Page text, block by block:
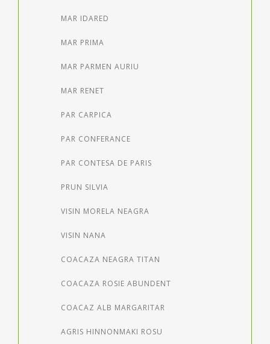
MAR IDARED
MAR PRIMA
MAR PARMEN AURIU
MAR RENET
PAR CARPICA
PAR CONFERANCE
PAR CONTESA DE PARIS
PRUN SILVIA
VISIN MORELA NEAGRA
VISIN NANA
COACAZA NEAGRA TITAN
COACAZA ROSIE ABUNDENT
COACAZ ALB MARGARITAR
AGRIS HINNONMAKI ROSU